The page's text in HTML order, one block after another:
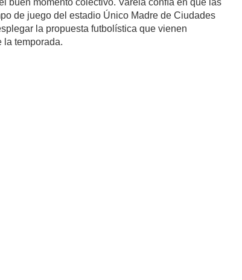
buen momento colectivo. Varela confía en que las
de juego del estadio Único Madre de Ciudades
la propuesta futbolística que vienen
la temporada.